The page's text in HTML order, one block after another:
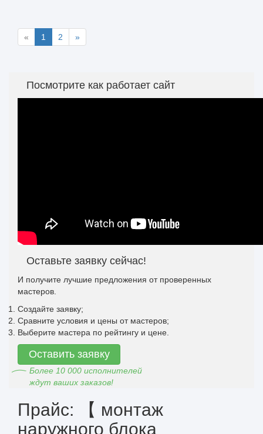
« 1 2 »
Посмотрите как работает сайт
Оставьте заявку сейчас!
И получите лучшие предложения от проверенных
мастеров.
Создайте заявку;
Сравните условия и цены от мастеров;
Выберите мастера по рейтингу и цене.
Оставить заявку
Более 10 000 исполнителей
ждут ваших заказов!
Прайс: 【 монтаж
наружного блока